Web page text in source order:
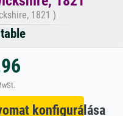
1821 )
konfigurálása